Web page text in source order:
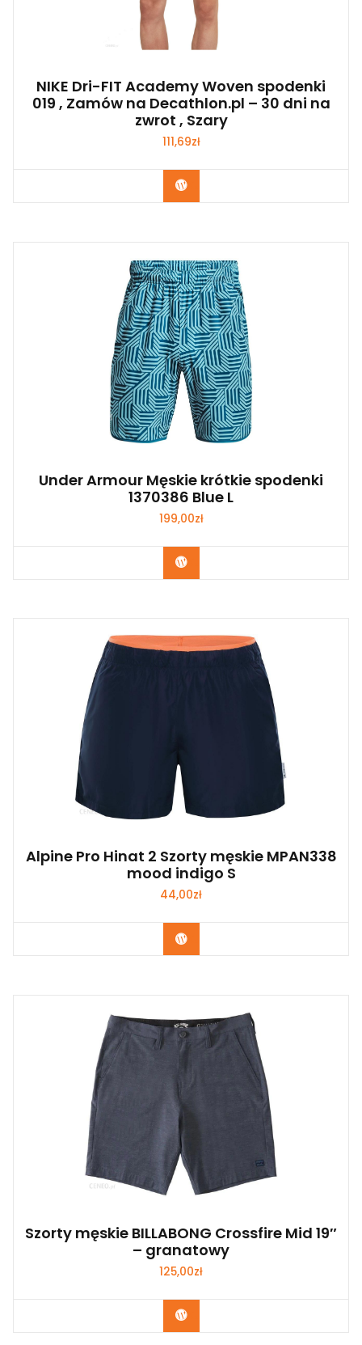
NIKE Dri-FIT Academy Woven spodenki
019 , Zamów na Decathlon.pl – 30 dni na
zwrot , Szary
111,69zł
Kup Teraz
Under Armour Męskie krótkie spodenki
1370386 Blue L
199,00zł
Kup Teraz
Alpine Pro Hinat 2 Szorty męskie MPAN338
mood indigo S
44,00zł
Kup Teraz
Szorty męskie BILLABONG Crossfire Mid 19″
– granatowy
125,00zł
Kup Teraz